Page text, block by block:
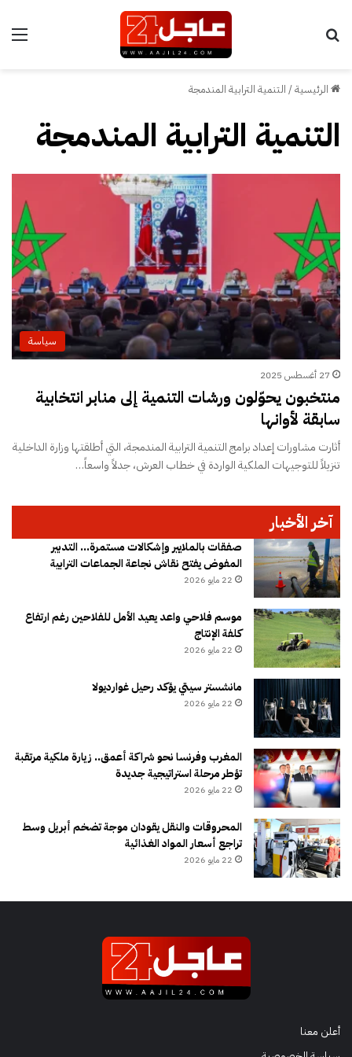
الرئيسية/ التنمية الترابية المندمجة
التنمية الترابية المندمجة
سياسة
27 أغسطس 2025
منتخبون يحوّلون ورشات التنمية إلى منابر انتخابية
سابقة لأوانها
أثارت مشاورات إعداد برامج التنمية الترابية المندمجة، التي أطلقتها وزارة الداخلية
تنزيلاً للتوجيهات الملكية الواردة في خطاب العرش، جدلاً واسعاً…
آخر الأخبار
صفقات بالملايير وإشكالات مستمرة… التدبير
المفوض يفتح نقاش نجاعة الجماعات الترابية
22 مايو 2026
موسم فلاحي واعد يعيد الأمل للفلاحين رغم ارتفاع
كلفة الإنتاج
22 مايو 2026
مانشستر سيتي يؤكد رحيل غوارديولا
22 مايو 2026
المغرب وفرنسا نحو شراكة أعمق.. زيارة ملكية مرتقبة
تؤطر مرحلة استراتيجية جديدة
22 مايو 2026
المحروقات والنقل يقودان موجة تضخم أبريل وسط
تراجع أسعار المواد الغذائية
22 مايو 2026
أعلن معنا